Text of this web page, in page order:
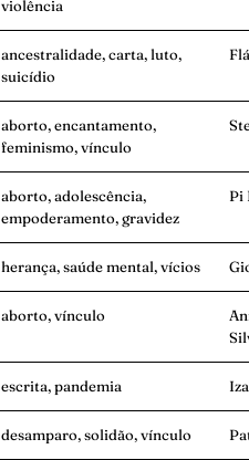
violência
ancestralidade, carta, luto,
suicídio
aborto, encantamento,
feminismo, vínculo
aborto, adolescência,
empoderamento, gravidez
Pi
herança, saúde mental, vícios
aborto, vínculo
escrita, pandemia
desamparo, solidão, vínculo